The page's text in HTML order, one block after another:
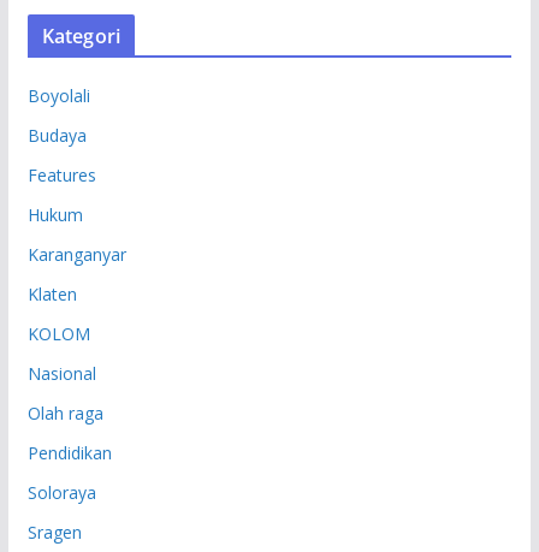
S
Kategori
Boyolali
Budaya
Features
Hukum
Karanganyar
Klaten
KOLOM
Nasional
Olah raga
Pendidikan
Soloraya
Sragen